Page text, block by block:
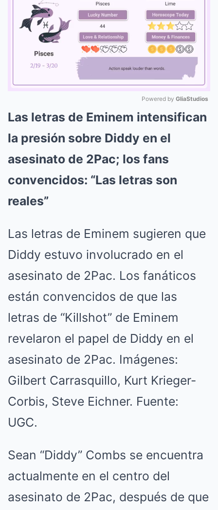
Mute
Powered by GliaStudios
Las letras de Eminem intensifican
la presión sobre Diddy en el
asesinato de 2Pac; los fans
convencidos: “Las letras son
reales”
Las letras de Eminem sugieren que
Diddy estuvo involucrado en el
asesinato de 2Pac. Los fanáticos
están convencidos de que las
letras de “Killshot” de Eminem
revelaron el papel de Diddy en el
asesinato de 2Pac. Imágenes:
Gilbert Carrasquillo, Kurt Krieger-
Corbis, Steve Eichner. Fuente:
UGC.
Sean “Diddy” Combs se encuentra
actualmente en el centro del
asesinato de 2Pac, después de que